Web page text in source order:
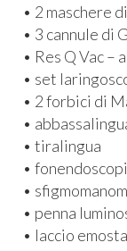
• 2 maschere
• 3 cannule di
• Res Q Vac –
• set
• 2 forbici di
•
• tiralingua
•
•
• penna
• laccio